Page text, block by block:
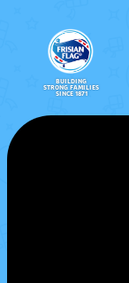
BUILDING
STRONG FAMILIES
SINCE 1871